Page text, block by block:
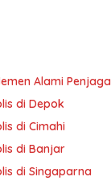
Alami
di Depok
di Cimahi
di Banjar
di Singaparna